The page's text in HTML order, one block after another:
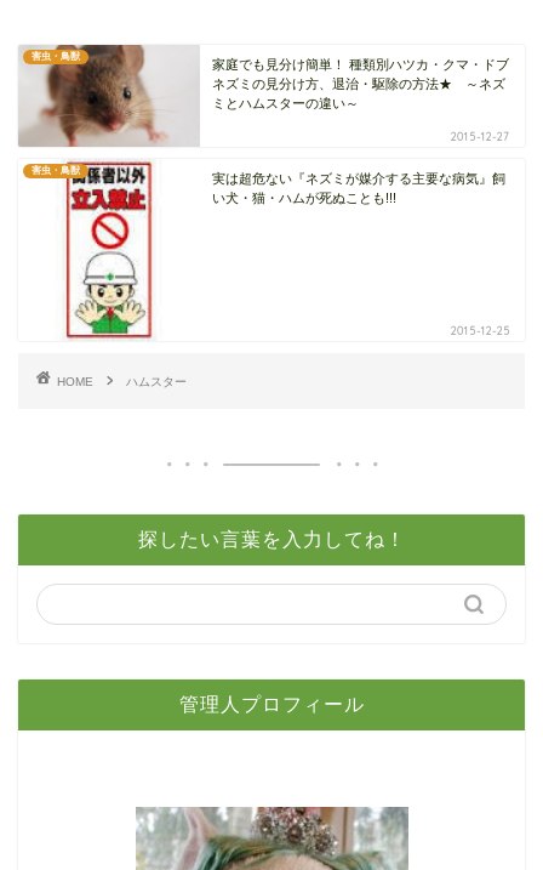
害虫・鳥獣
家庭でも見分け簡単！ 種類別ハツカ・クマ・ドブ
ネズミの見分け方、退治・駆除の方法★ ～ネズ
ミとハムスターの違い～
2015-12-27
害虫・鳥獣
実は超危ない『ネズミが媒介する主要な病気』飼
い犬・猫・ハムが死ぬことも!!!
2015-12-25
HOME ハムスター
探したい言葉を入力してね！
管理人プロフィール